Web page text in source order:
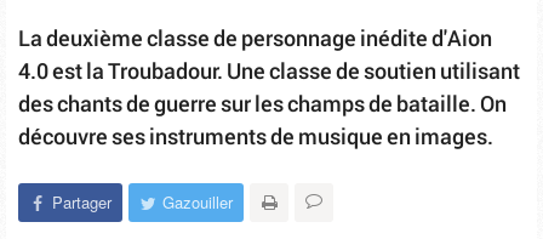
La deuxième classe de personnage inédite d'Aion
4.0 est la Troubadour. Une classe de soutien utilisant
des chants de guerre sur les champs de bataille. On
découvre ses instruments de musique en images.
Partager Gazouiller